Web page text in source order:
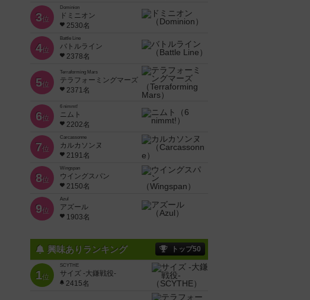
3位
Dominion
ドミニオン
2530名
4位
Battle Line
バトルライン
2378名
5位
Terraforming Mars
テラフォーミングマーズ
2371名
6位
6 nimmt!
ニムト
2202名
7位
Carcassonne
カルカソンヌ
2191名
8位
Wingspan
ウイングスパン
2150名
9位
Azul
アズール
1903名
興味ありランキング トップ50
1位
SCYTHE
サイズ -大鎌戦役-
2415名